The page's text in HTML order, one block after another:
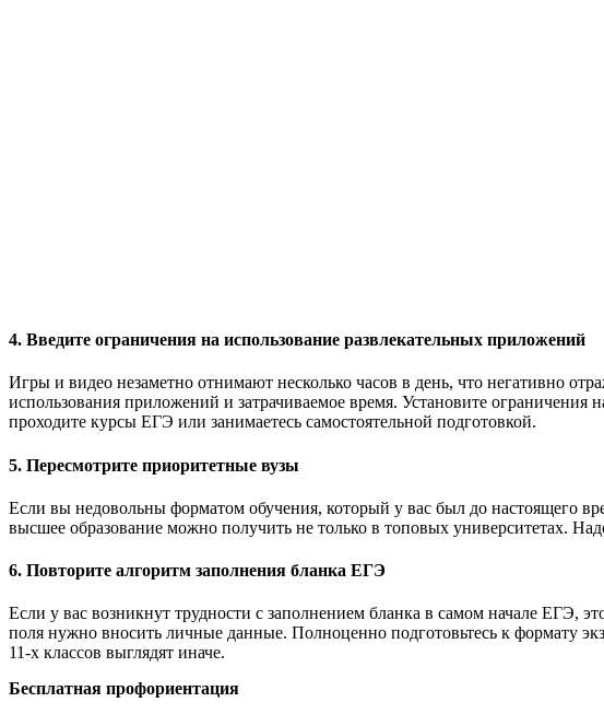
4. Введите ограничения на использование развлекательных приложений
Игры и видео незаметно отнимают несколько часов в день, что негативно
использования приложений и затрачиваемое время. Установите
проходите курсы ЕГЭ или занимаетесь самостоятельной подготовкой.
5. Пересмотрите приоритетные вузы
Если вы недовольны форматом обучения, который у вас был до настоящего
высшее образование можно получить не только в топовых университетах.
6. Повторите алгоритм заполнения бланка ЕГЭ
Если у вас возникнут трудности с заполнением бланка в самом начале ЕГЭ,
поля нужно вносить личные данные. Полноценно подготовьтесь к формату
11-х классов выглядят иначе.
Бесплатная профориентация